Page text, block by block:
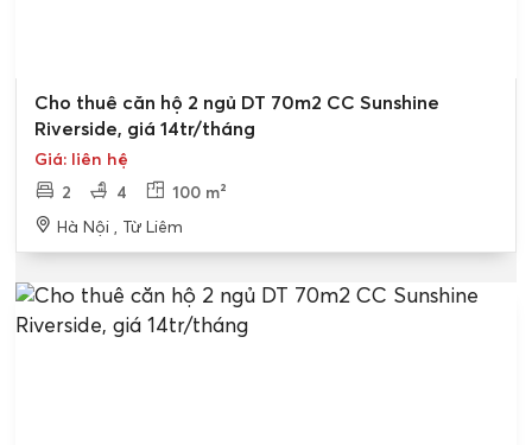
Cho thuê căn hộ 2 ngủ DT 70m2 CC Sunshine
Riverside, giá 14tr/tháng
Giá: liên hệ
2
4 100 m²
Hà Nội , Từ Liêm